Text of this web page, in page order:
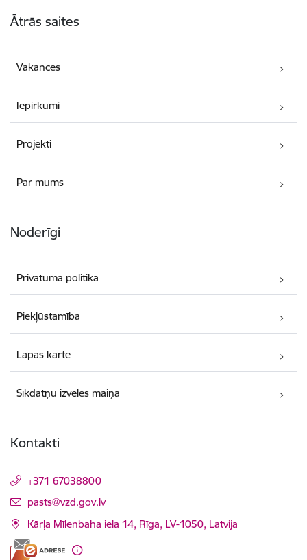
Ātrās saites
Vakances
Iepirkumi
Projekti
Par mums
Noderīgi
Privātuma politika
Piekļūstamība
Lapas karte
Sīkdatņu izvēles maiņa
Kontakti
+371 67038800
E-pasts:
pasts@vzd.gov.lv
Kārļa Mīlenbaha iela 14, Rīga, LV-1050, Latvija